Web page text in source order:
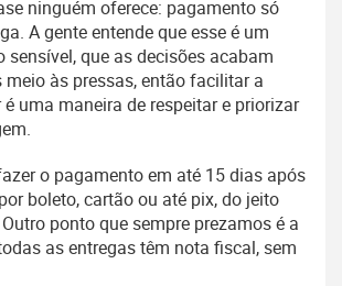
ninguém oferece: pagamento só
A gente entende que esse é um
sensível, que as decisões acabam
às pressas, então facilitar a
uma maneira de respeitar e priorizar
o pagamento em até 15 dias após
boleto, cartão ou até pix, do jeito
ponto que sempre prezamos é a
as entregas têm nota fiscal, sem